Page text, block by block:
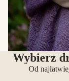
Wybierz
Od